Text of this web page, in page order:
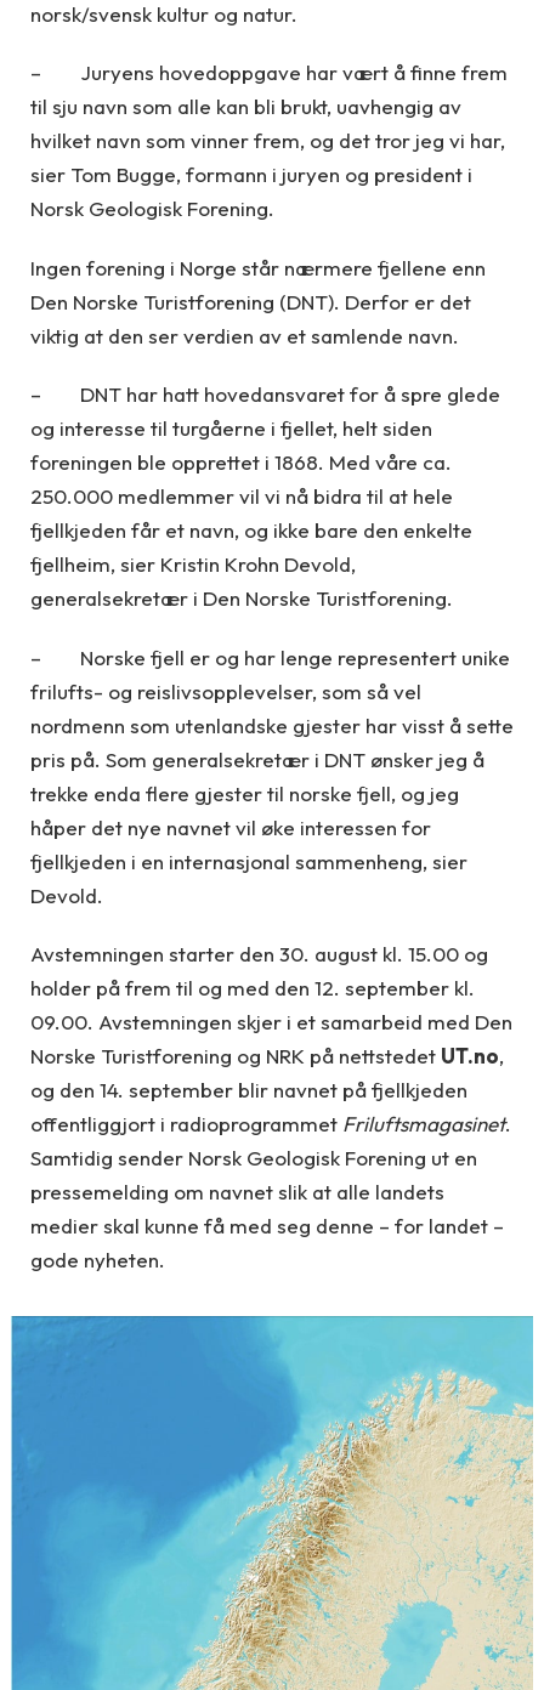
norsk/svensk kultur og natur.
– Juryens hovedoppgave har vært å finne frem
til sju navn som alle kan bli brukt, uavhengig av
hvilket navn som vinner frem, og det tror jeg vi har,
sier Tom Bugge, formann i juryen og president i
Norsk Geologisk Forening.
Ingen forening i Norge står nærmere fjellene enn
Den Norske Turistforening (DNT). Derfor er det
viktig at den ser verdien av et samlende navn.
– DNT har hatt hovedansvaret for å spre glede
og interesse til turgåerne i fjellet, helt siden
foreningen ble opprettet i 1868. Med våre ca.
250.000 medlemmer vil vi nå bidra til at hele
fjellkjeden får et navn, og ikke bare den enkelte
fjellheim, sier Kristin Krohn Devold,
generalsekretær i Den Norske Turistforening.
– Norske fjell er og har lenge representert unike
frilufts- og reislivsopplevelser, som så vel
nordmenn som utenlandske gjester har visst å sette
pris på. Som generalsekretær i DNT ønsker jeg å
trekke enda flere gjester til norske fjell, og jeg
håper det nye navnet vil øke interessen for
fjellkjeden i en internasjonal sammenheng, sier
Devold.
Avstemningen starter den 30. august kl. 15.00 og
holder på frem til og med den 12. september kl.
09.00. Avstemningen skjer i et samarbeid med Den
Norske Turistforening og NRK på nettstedet UT.no,
og den 14. september blir navnet på fjellkjeden
offentliggjort i radioprogrammet Friluftsmagasinet.
Samtidig sender Norsk Geologisk Forening ut en
pressemelding om navnet slik at alle landets
medier skal kunne få med seg denne – for landet –
gode nyheten.